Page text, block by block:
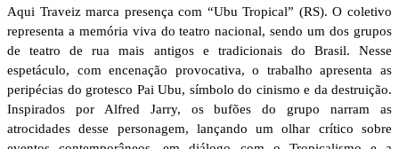
Aqui Traveiz marca presença com “Ubu Tropical” (RS). O coletivo
representa a memória viva do teatro nacional, sendo um dos grupos
de teatro de rua mais antigos e tradicionais do Brasil. Nesse
espetáculo, com encenação provocativa, o trabalho apresenta as
peripécias do grotesco Pai Ubu, símbolo do cinismo e da destruição.
Inspirados por Alfred Jarry, os bufões do grupo narram as
atrocidades desse personagem, lançando um olhar crítico sobre